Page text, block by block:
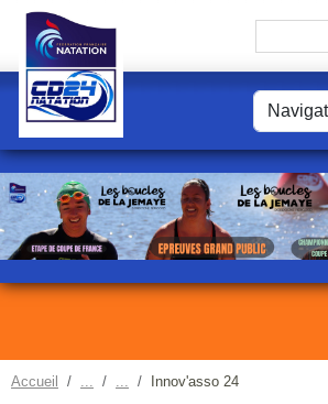
Accueil Innov'asso 24
Panneau de gestion des cookies